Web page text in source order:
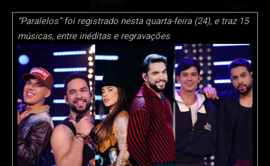
“Paralelos” foi registrado nesta quarta-feira (24), e traz 15
músicas, entre inéditas e regravações